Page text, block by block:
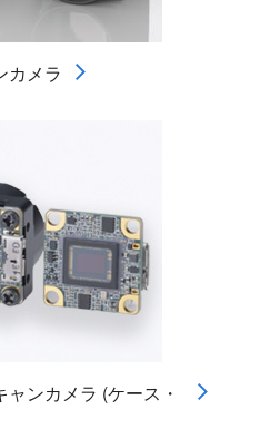
カメラ
ンカメラ (ケース・